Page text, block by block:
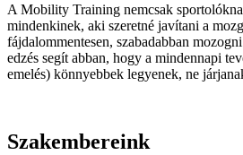
A Mobility Training nemcsak
mindenkinek, aki szeretné javítani a
fájdalommentesen, szabadabban
edzés segít abban, hogy a mindennapi
emelés) könnyebbek legyenek, ne
Szakembereink